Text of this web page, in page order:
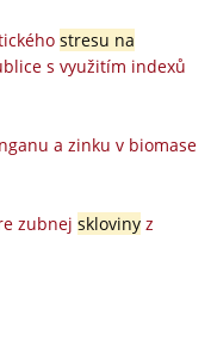
stresu na
s využitím indexů
a zinku v biomase
zubnej sklovinyz